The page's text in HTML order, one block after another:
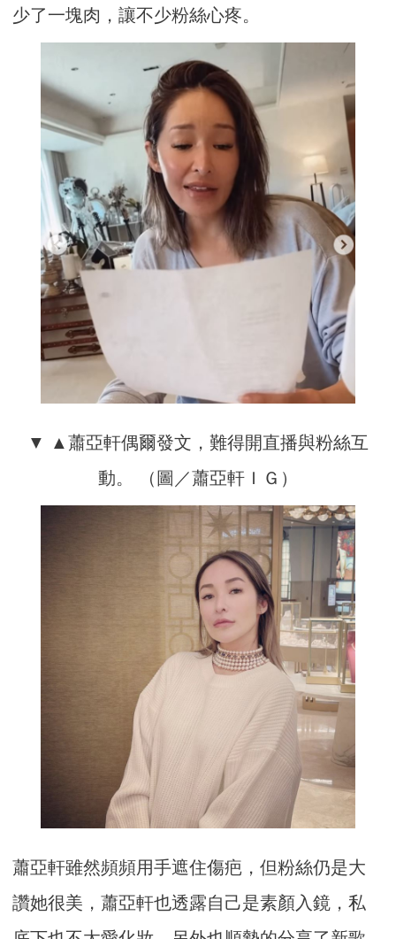
少了一塊肉，讓不少粉絲心疼。
▼ ▲蕭亞軒偶爾發文，難得開直播與粉絲互
動。 （圖／蕭亞軒ＩＧ）
蕭亞軒雖然頻頻用手遮住傷疤，但粉絲仍是大
讚她很美，蕭亞軒也透露自己是素顏入鏡，私